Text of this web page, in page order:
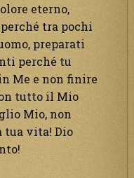
eterno,
tra pochi
preparati
perché tu
Me e non finire
tutto il Mio
Mio, non
tua vita! Dio